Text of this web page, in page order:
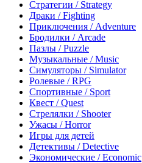
Стратегии / Strategy
Драки / Fighting
Приключения / Adventure
Бродилки / Arcade
Пазлы / Puzzle
Музыкальные / Music
Симуляторы / Simulator
Ролевые / RPG
Спортивные / Sport
Квест / Quest
Стрелялки / Shooter
Ужасы / Horror
Игры для детей
Детективы / Detective
Экономические / Economic